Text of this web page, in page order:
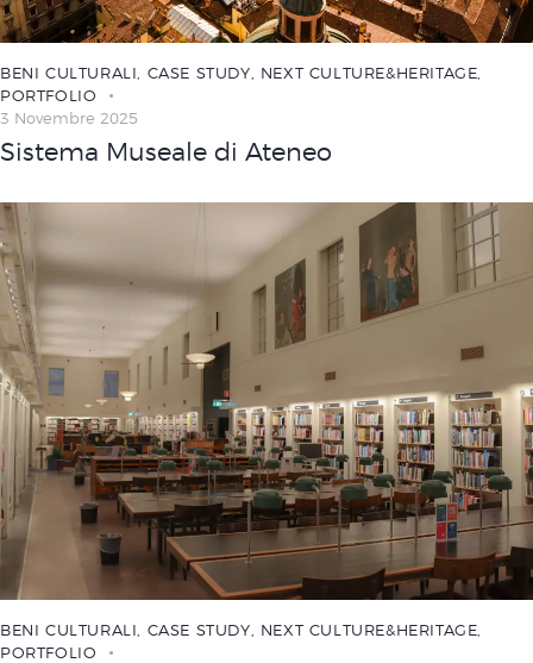
BENI CULTURALI CASE STUDY NEXT CULTURE&HERITAGE
PORTFOLIO
3 Novembre 2025
Sistema Museale di Ateneo
BENI CULTURALI CASE STUDY NEXT CULTURE&HERITAGE
PORTFOLIO